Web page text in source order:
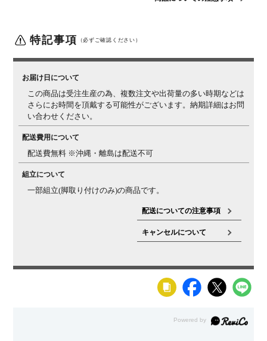
特記事項 （必ずご確認ください）
お届け日について
この商品は受注生産の為、複数注文や出荷量の多い時期などは
さらにお時間を頂戴する可能性がございます。納期詳細はお問
い合わせください。
配送費用について
配送費無料 ※沖縄・離島は配送不可
組立について
一部組立(脚取り付けのみ)の商品です。
配送についての注意事項
キャンセルについて